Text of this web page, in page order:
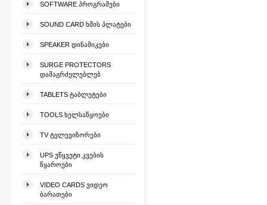
SOFTWARE ᲞᲠᲝᲒᲠᲐᲛᲔᲑᲘ
SOUND CARD ᲮᲛᲘᲡ ᲞᲚᲐᲢᲔᲑᲘ
SPEAKER ᲓᲘᲜᲐᲛᲘᲙᲔᲑᲘ
SURGE PROTECTORS
ᲓᲐᲛᲐᲒᲠᲫᲔᲚᲔᲑᲚᲔᲑ
TABLETS ᲢᲐᲑᲚᲔᲢᲔᲑᲘ
TOOLS ᲮᲔᲚᲡᲐᲬᲧᲝᲔᲑᲘ
TV ᲢᲔᲚᲔᲕᲘᲖᲝᲠᲔᲑᲘ
UPS ᲣᲬᲧᲕᲔᲢᲘ ᲙᲕᲔᲑᲘᲡ
ᲬᲧᲐᲠᲝᲔᲑᲘ
VIDEO CARDS ᲕᲘᲓᲔᲝ
ᲑᲐᲠᲐᲗᲔᲑᲘ